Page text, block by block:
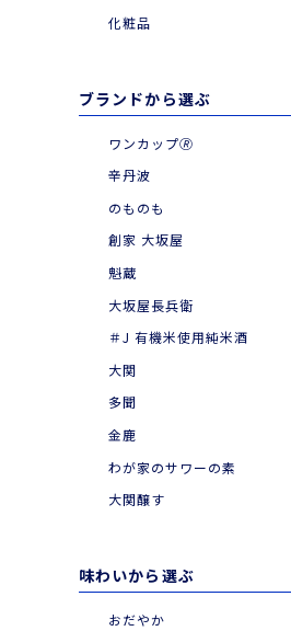
化粧品
ブランドから選ぶ
ワンカップ🄬
辛丹波
のものも
創家 大坂屋
魁蔵
大坂屋長兵衛
＃J 有機米使用純米酒
大関
多聞
金鹿
わが家のサワーの素
大関醸す
味わいから選ぶ
おだやか